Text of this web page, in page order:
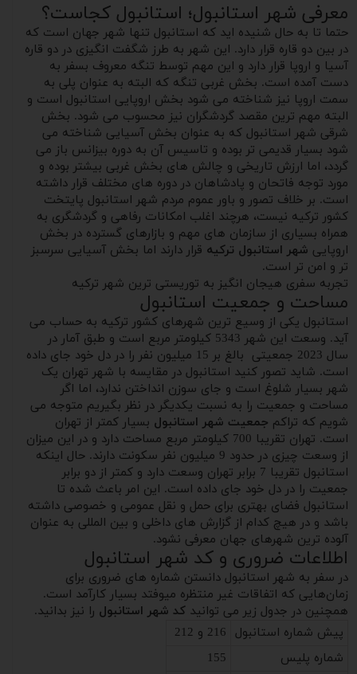
معرفی شهر استانبول؛ استانبول کجاست؟
حتما تا به حال شنیده اید که استانبول تنها شهر جهان است که
در بین دو قاره قرار دارد. این شهر به طرز شگفت انگیزی در دو قاره
آسیا و اروپا قرار دارد و این مهم توسط تنگه معروف بسفر به
دست آمده است. بخش غربی تنگه که البته به عنوان پلی به
سمت اروپا نیز شناخته می شود بخش اروپایی استانبول است و
البته مهم ترین مقصد گردشگران نیز محسوب می شود. بخش
شرقی شهر استانبول که به عنوان بخش آسیایی شناخته می
شود بسیار قدیمی تر بوده و تاسیس آن به دوره بیزانس باز می
گردد، اما ارزش تاریخی و چالش های بخش غربی بیشتر بوده و
مورد توجه فاتحان و پادشاهان در دوره های مختلف قرار داشته
است. بر خلاف تصور و باور عموم مردم شهر استانبول پایتخت
کشور ترکیه نیست، هرچند اغلب امکانات رفاهی و گردشگری به
همراه بسیاری از سازمان های مهم و بازارهای گسترده در بخش
اروپایی شهر استانبول ترکیه قرار دارند اما بخش آسیایی سرسبز
تر و امن تر است.
تجربه سفری هیجان انگیز به توریستی ترین شهر ترکیه
مساحت و جمعیت استانبول
استانبول یکی از وسیع ترین شهرهای کشور ترکیه به حساب می
آید. وسعت این شهر 5343 کیلومتر مربع است و طبق آمار در
سال 2023 جمعیتی بالغ بر 15 میلیون نفر را در دل خود جای داده
است. شاید تصور کنید استانبول در مقایسه با شهر تهران یک
شهر بسیار شلوغ است و جای سوزن انداختن ندارد، اما اگر
مساحت و جمعیت را به نسبت یکدیگر در نظر بگیریم متوجه می
شویم که تراکم جمعیت شهر استانبول بسیار کمتر از تهران
است. تهران تقریبا 700 کیلومتر مربع مساحت دارد و در این میزان
از وسعت چیزی در حدود 9 میلیون نفر سکونت دارند. حال اینکه
استانبول تقریبا 7 برابر تهران وسعت دارد و کمتر از دو برابر
جمعیت را در دل خود جای داده است. این امر باعث شده تا
استانبول فضای بهتری برای حمل و نقل عمومی و خصوصی داشته
باشد و در هیچ کدام از گزارش های داخلی و بین المللی به عنوان
آلوده ترین شهرهای جهان معرفی نشود.
اطلاعات ضروری و کد شهر استانبول
در سفر به شهر استانبول دانستن شماره های ضروری برای
زمان‌هایی که اتفاقات غیر منتظره میوفتد بسیار کارآمد است.
همچنین در جدول زیر می توانید کد شهر استانبول را نیز بدانید.
پیش شماره استانبول 216 و 212
شماره پلیس
155